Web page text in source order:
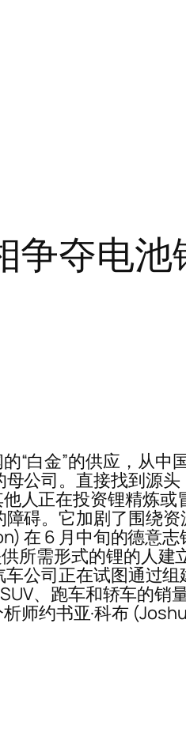
争夺电池
“白金”的供应，从中
公司。直接找到源
人正在投资锂精炼
碍。它加剧了围绕
在 6 月中旬的德意
所需形式的锂的人建
公司正在试图通过
、跑车和轿车的销
师约书亚·科布